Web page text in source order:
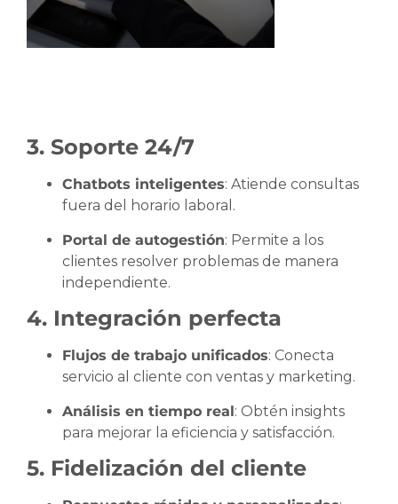
3. Soporte 24/7
Chatbots inteligentes: Atiende consultas
fuera del horario laboral.
Portal de autogestión: Permite a los
clientes resolver problemas de manera
independiente.
4. Integración perfecta
Flujos de trabajo unificados: Conecta
servicio al cliente con ventas y marketing.
Análisis en tiempo real: Obtén insights
para mejorar la eficiencia y satisfacción.
5. Fidelización del cliente